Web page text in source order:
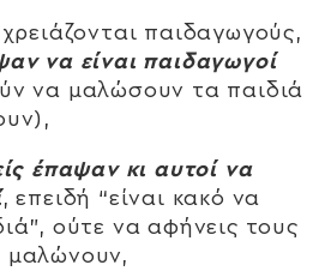
παιδαγωγούς,
να είναι παιδαγωγοί
να μαλώσουν τα παιδιά
έπαψαν κι αυτοί να
, επειδή “είναι κακό να
ούτε να αφήνεις τους
μαλώνουν,